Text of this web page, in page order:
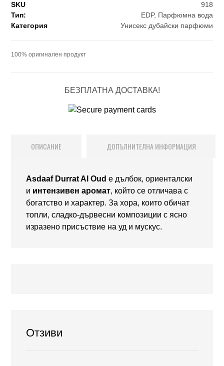
SKU
918
Тип:
EDP, Парфюмна вода
Категория
Унисекс дубайски парфюми
100% оригинален продукт
БЕЗПЛАТНА ДОСТАВКА!
ОПИСАНИЕ ДОПЪЛНИТЕЛНА ИНФОРМАЦИЯ
Asdaaf Durrat Al Oud е дълбок, ориенталски
и интензивен аромат, който се отличава с
богатство и характер. За хора, които обичат
топли, сладко-дървесни композиции с ясно
изразено присъствие на уд и мускус.
Отзиви